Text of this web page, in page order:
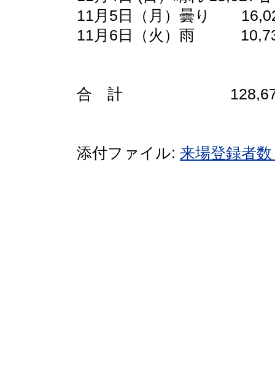
11月5日（月）曇り
11月6日（火）雨
合 計 128,674名
添付ファイル: 来場登録者